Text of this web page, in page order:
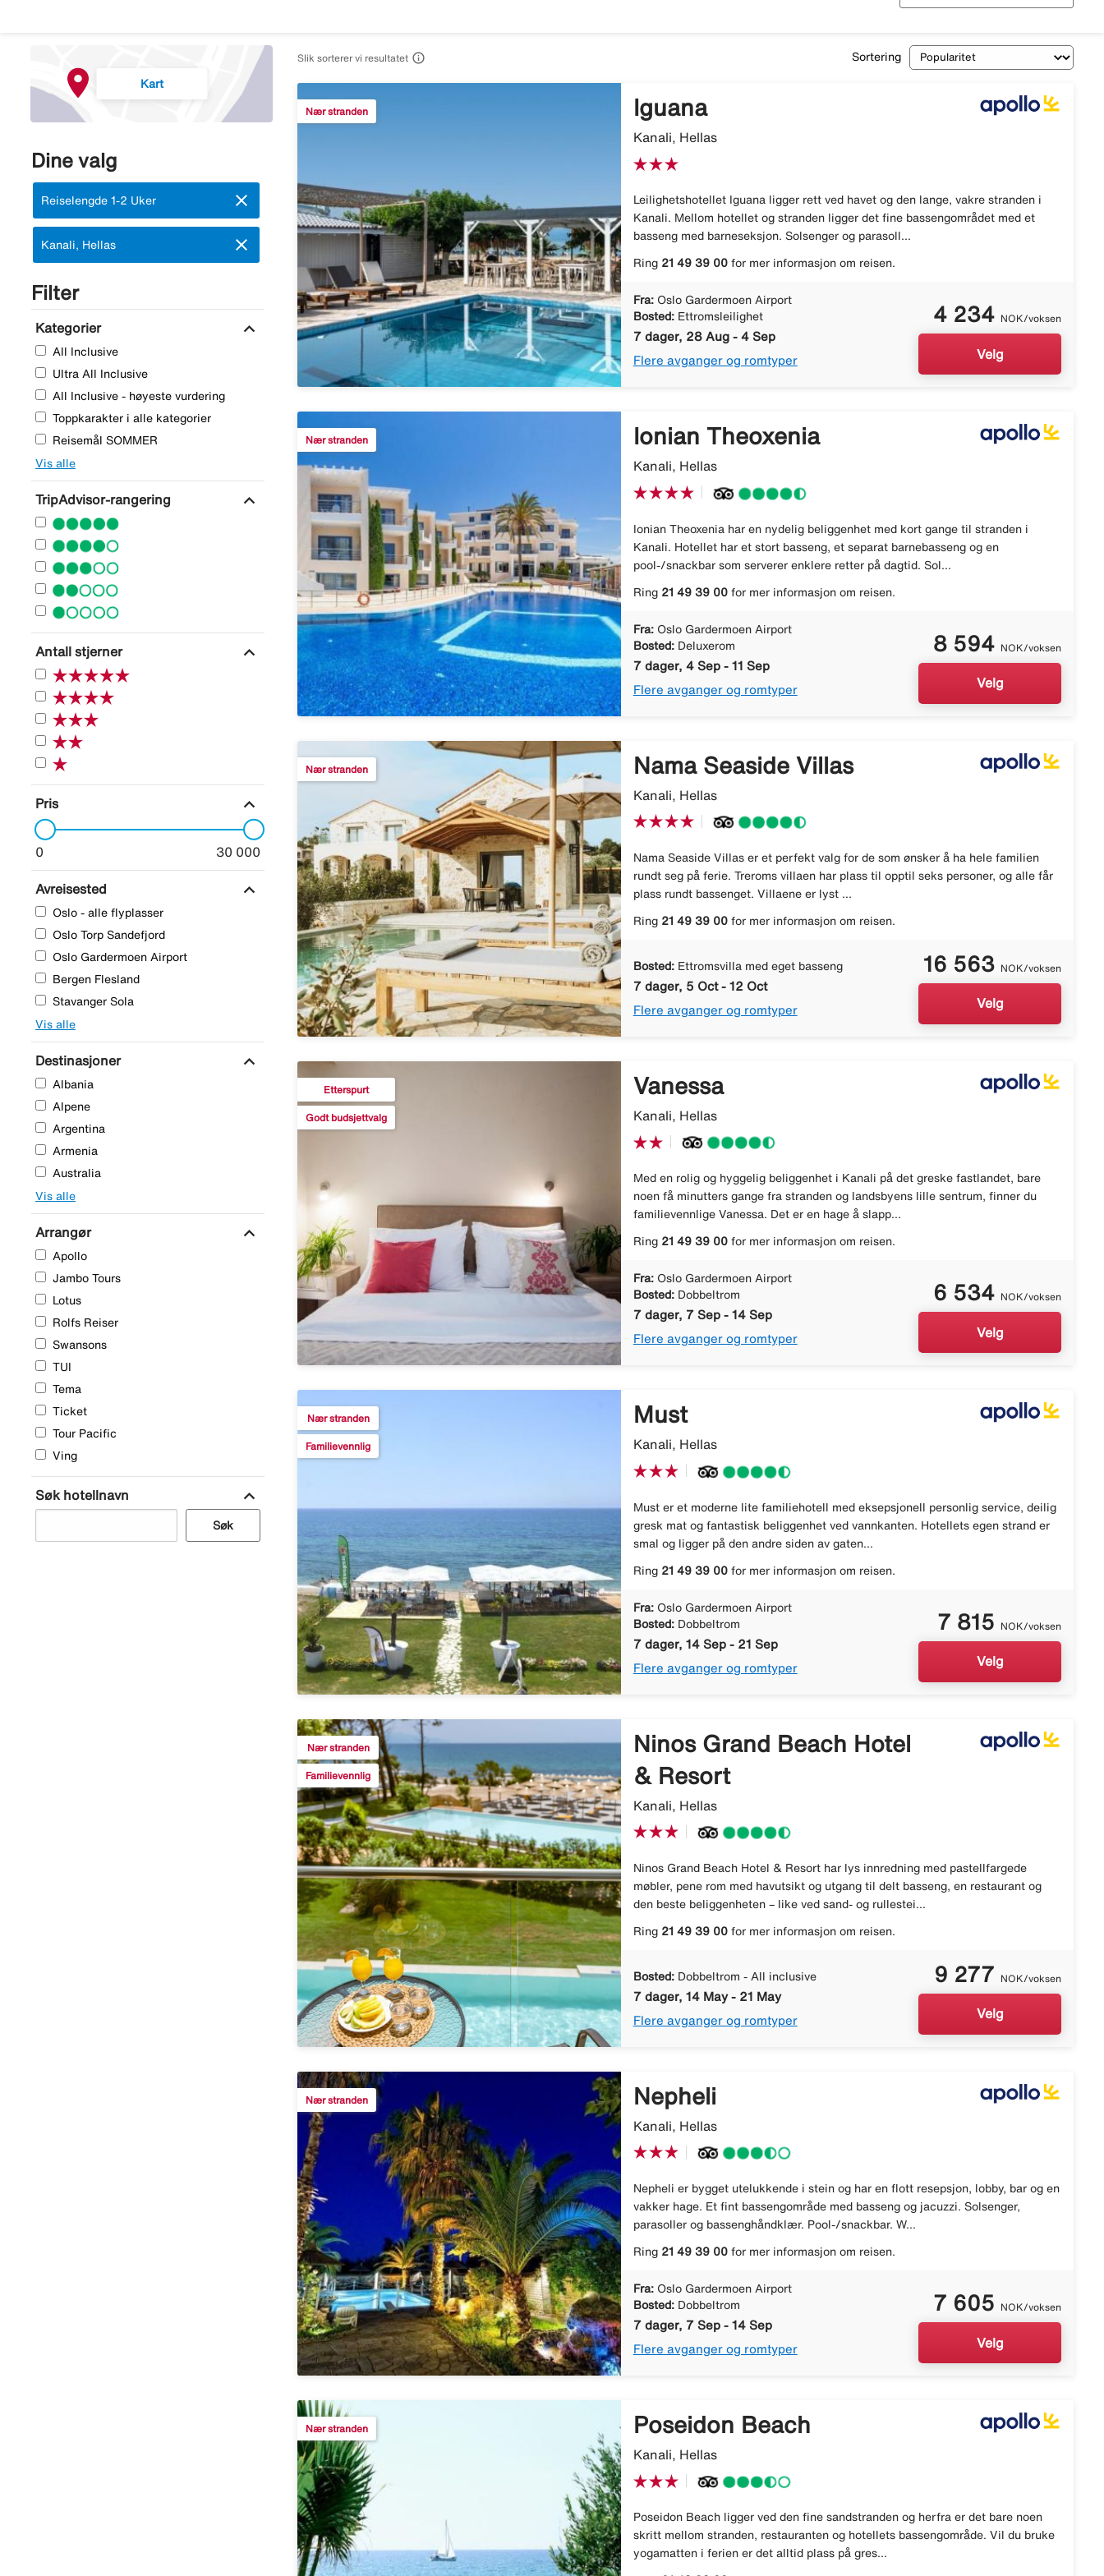
Kart
Dine valg
Fjern:
Reiselengde 1-2 Uker close
Fjern:
Kanali, Hellas close
Filter
Kategorier expand_more
All Inclusive
Ultra All Inclusive
All Inclusive - høyeste vurdering
Toppkarakter i alle kategorier
Reisemål SOMMER
Vis alle
TripAdvisor-rangering expand_more
Antall stjerner expand_more
Pris expand_more
0 30 000
Avreisested expand_more
Oslo - alle flyplasser
Oslo Torp Sandefjord
Oslo Gardermoen Airport
Bergen Flesland
Stavanger Sola
Vis alle
Destinasjoner expand_more
Albania
Alpene
Argentina
Armenia
Australia
Vis alle
Arrangør expand_more
Apollo
Jambo Tours
Lotus
Rolfs Reiser
Swansons
TUI
Tema
Ticket
Tour Pacific
Ving
Søk hotellnavn expand_more
Søk
Slik sorterer vi resultatet  Sortering
Nær stranden Iguana
Kanali, Hellas
Leilighetshotellet Iguana ligger rett ved havet og den lange, vakre stranden i
Kanali. Mellom hotellet og stranden ligger det fine bassengområdet med et
basseng med barneseksjon. Solsenger og parasoll...
Ring 21 49 39 00for mer informasjon om reisen.
Fra: Oslo Gardermoen Airport
Bosted: Ettromsleilighet
7 dager, 28 Aug - 4 Sep
Flere avganger og romtyper
4 234 NOK/voksen
Velg
Nær stranden Ionian Theoxenia
Kanali, Hellas
Ionian Theoxenia har en nydelig beliggenhet med kort gange til stranden i
Kanali. Hotellet har et stort basseng, et separat barnebasseng og en
pool-/snackbar som serverer enklere retter på dagtid. Sol...
Ring 21 49 39 00for mer informasjon om reisen.
Fra: Oslo Gardermoen Airport
Bosted: Deluxerom
7 dager, 4 Sep - 11 Sep
Flere avganger og romtyper
8 594 NOK/voksen
Velg
Nær stranden Nama Seaside Villas
Kanali, Hellas
Nama Seaside Villas er et perfekt valg for de som ønsker å ha hele familien
rundt seg på ferie. Treroms villaen har plass til opptil seks personer, og alle får
plass rundt bassenget. Villaene er lyst ...
Ring 21 49 39 00for mer informasjon om reisen.
Bosted: Ettromsvilla med eget basseng
7 dager, 5 Oct - 12 Oct
Flere avganger og romtyper
16 563 NOK/voksen
Velg
Etterspurt
Godt budsjettvalg
Vanessa
Kanali, Hellas
Med en rolig og hyggelig beliggenhet i Kanali på det greske fastlandet, bare
noen få minutters gange fra stranden og landsbyens lille sentrum, finner du
familievennlige Vanessa. Det er en hage å slapp...
Ring 21 49 39 00for mer informasjon om reisen.
Fra: Oslo Gardermoen Airport
Bosted: Dobbeltrom
7 dager, 7 Sep - 14 Sep
Flere avganger og romtyper
6 534 NOK/voksen
Velg
Nær stranden
Familievennlig
Must
Kanali, Hellas
Must er et moderne lite familiehotell med eksepsjonell personlig service, deilig
gresk mat og fantastisk beliggenhet ved vannkanten. Hotellets egen strand er
smal og ligger på den andre siden av gaten...
Ring 21 49 39 00for mer informasjon om reisen.
Fra: Oslo Gardermoen Airport
Bosted: Dobbeltrom
7 dager, 14 Sep - 21 Sep
Flere avganger og romtyper
7 815 NOK/voksen
Velg
Nær stranden
Familievennlig
Ninos Grand Beach Hotel
& Resort
Kanali, Hellas
Ninos Grand Beach Hotel & Resort har lys innredning med pastellfargede
møbler, pene rom med havutsikt og utgang til delt basseng, en restaurant og
den beste beliggenheten – like ved sand- og rullestei...
Ring 21 49 39 00for mer informasjon om reisen.
Bosted: Dobbeltrom - All inclusive
7 dager, 14 May - 21 May
Flere avganger og romtyper
9 277 NOK/voksen
Velg
Nær stranden Nepheli
Kanali, Hellas
Nepheli er bygget utelukkende i stein og har en flott resepsjon, lobby, bar og en
vakker hage. Et fint bassengområde med basseng og jacuzzi. Solsenger,
parasoller og bassenghåndklær. Pool-/snackbar. W...
Ring 21 49 39 00for mer informasjon om reisen.
Fra: Oslo Gardermoen Airport
Bosted: Dobbeltrom
7 dager, 7 Sep - 14 Sep
Flere avganger og romtyper
7 605 NOK/voksen
Velg
Nær stranden Poseidon Beach
Kanali, Hellas
Poseidon Beach ligger ved den fine sandstranden og herfra er det bare noen
skritt mellom stranden, restauranten og hotellets bassengområde. Vil du bruke
yogamatten i ferien er det alltid plass på gres...